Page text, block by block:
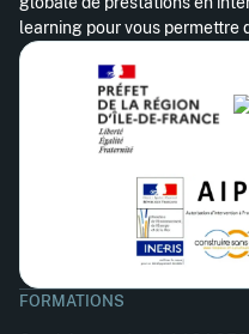
learning pour vous permettre
FORMATIONS